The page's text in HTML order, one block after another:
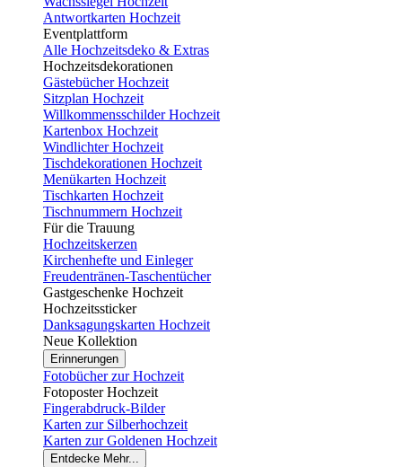
Antwortkarten Hochzeit
Eventplattform
Alle Hochzeitsdeko & Extras
Hochzeitsdekorationen
Gästebücher Hochzeit
Sitzplan Hochzeit
Willkommensschilder Hochzeit
Kartenbox Hochzeit
Windlichter Hochzeit
Tischdekorationen Hochzeit
Menükarten Hochzeit
Tischkarten Hochzeit
Tischnummern Hochzeit
Für die Trauung
Hochzeitskerzen
Kirchenhefte und Einleger
Freudentränen-Taschentücher
Gastgeschenke Hochzeit
Hochzeitssticker
Danksagungskarten Hochzeit
Neue Kollektion
Erinnerungen
Fotobücher zur Hochzeit
Fotoposter Hochzeit
Fingerabdruck-Bilder
Karten zur Silberhochzeit
Karten zur Goldenen Hochzeit
Entdecke Mehr...